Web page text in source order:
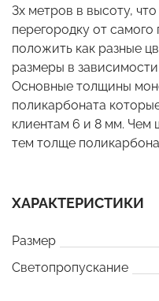
3х метров в высоту,
перегородку от
положить как разные
размеры в
Основные толщины
поликарбоната
клиентам 6 и 8 мм. Чем
тем толще
ХАРАКТЕРИСТИКИ
Размер
Светопропускание